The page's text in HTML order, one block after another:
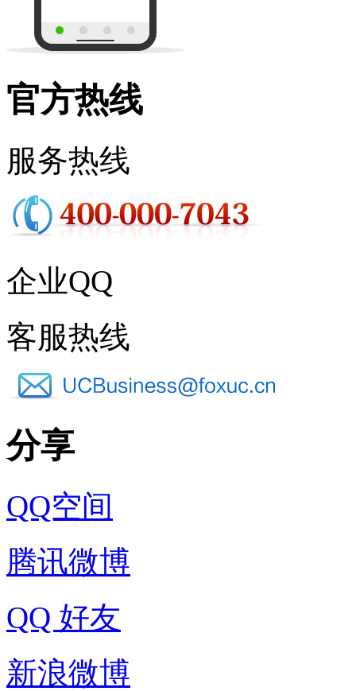
官方热线
服务热线
企业QQ
客服热线
分享
QQ空间
腾讯微博
QQ 好友
新浪微博